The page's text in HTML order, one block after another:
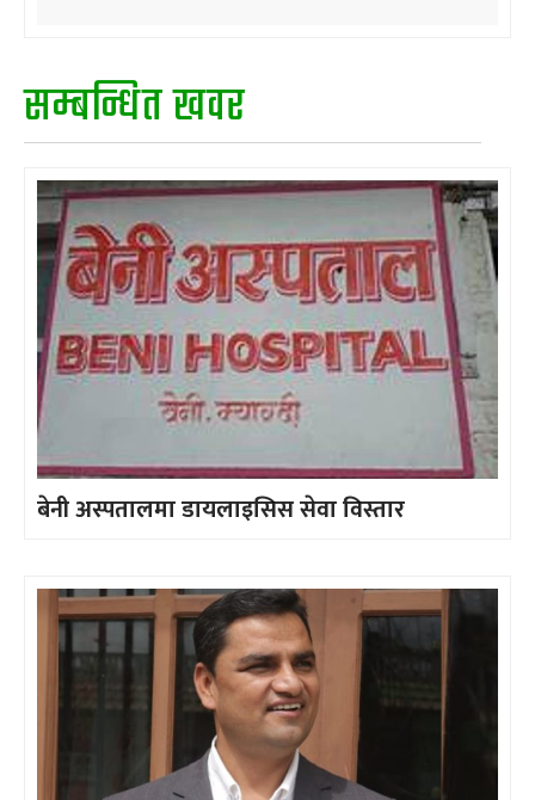
सम्बन्धित खवर
बेनी अस्पतालमा डायलाइसिस सेवा विस्तार